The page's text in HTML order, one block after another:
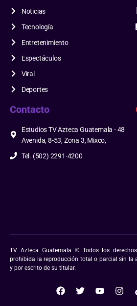
Noticias
Tecnología
Entretenimiento
Espectáculos
Viral
Deportes
Contacto
Estudios TV Azteca Guatemala - 48
Avenida, 8-53, Zona 3, Mixco,
Tel. (502) 2291-4200
TV Azteca Guatemala © Todos los
prohibida la reproducción total o parcial sin la
y por escrito de su titular.